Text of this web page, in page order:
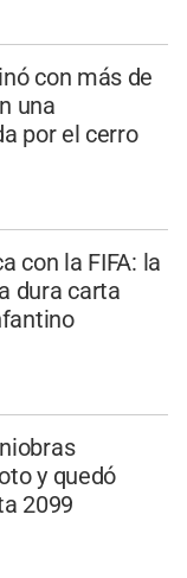
con más de
una
por el cerro
con la FIFA: la
dura carta
y quedó
2099